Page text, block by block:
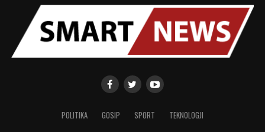
POLITIKA GOSIP SPORT TEKNOLOGJI